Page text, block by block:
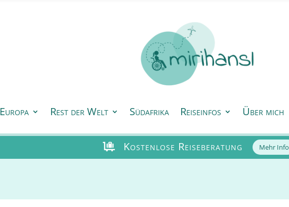
Europa Rest der Welt Südafrika Reiseinfos Über mich
 Kostenlose Reiseberatung Mehr Info